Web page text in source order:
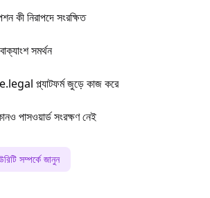
কী নিরাপদে সংরক্ষিত
সমর্থন
প্ল্যাটফর্ম জুড়ে কাজ করে
পাসওয়ার্ড সংরক্ষণ নেই
সম্পর্কে জানুন